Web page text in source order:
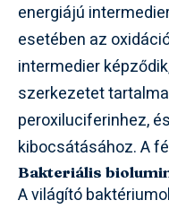
energiájú
esetében az
intermedier
szerkezetet
peroxiluciferinhez,
kibocsátásához. A
Bakteriális
A világító